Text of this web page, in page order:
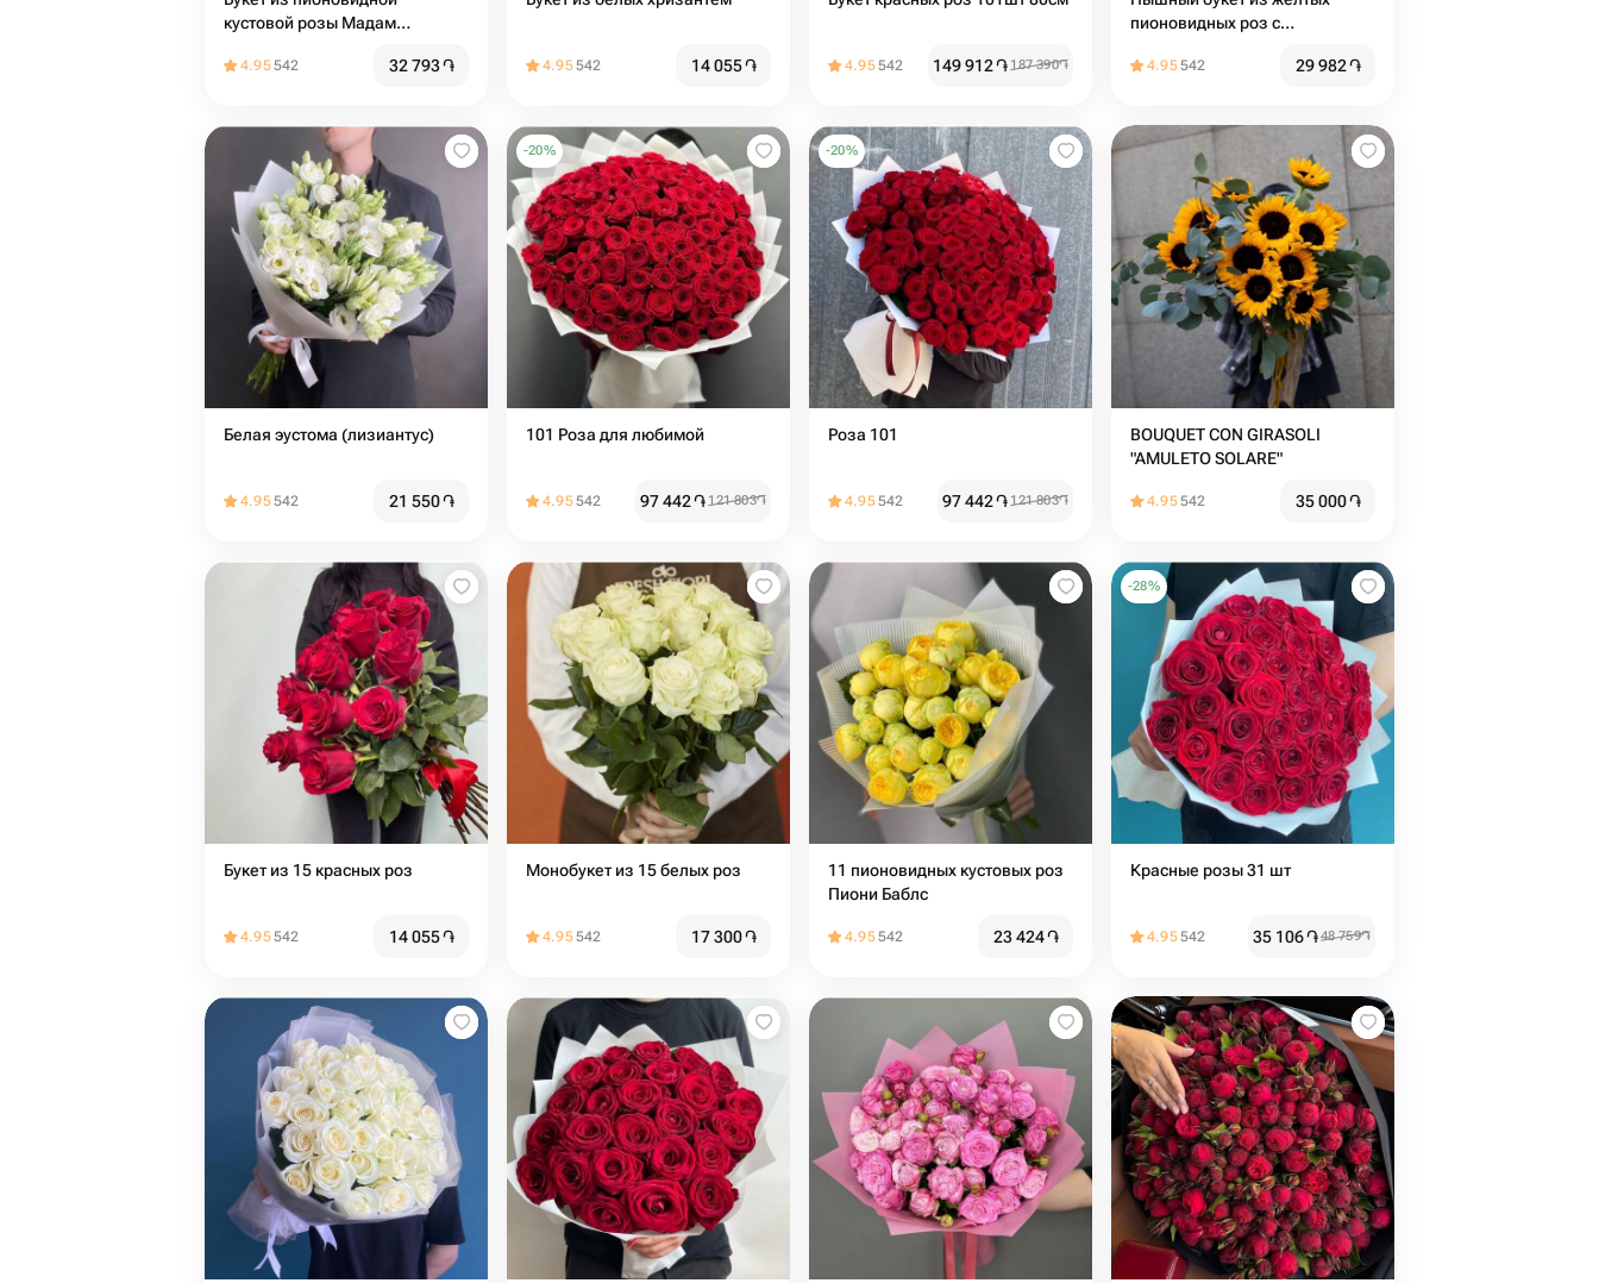
кустовой розы Мадам
4.95542 32 793֏ 4.95542 14 055֏ 4.95542 149 912֏ 187 390֏
пионовидных роз с
4.95542 29 982֏
Белая эустома (лизиантус)
4.95542 21 550֏
-20%
101 Роза для любимой
4.95542 97 442֏ 121 803֏
-20%
Роза 101
4.95542 97 442֏ 121 803֏
BOUQUET CON GIRASOLI
"AMULETO SOLARE"
4.95542 35 000֏
Букет из 15 красных роз
4.95542 14 055֏
Монобукет из 15 белых роз
4.95542 17 300֏
11 пионовидных кустовых роз
Пиони Баблс
4.95542 23 424֏
-28%
Красные розы 31 шт
4.95542 35 106֏48 759֏